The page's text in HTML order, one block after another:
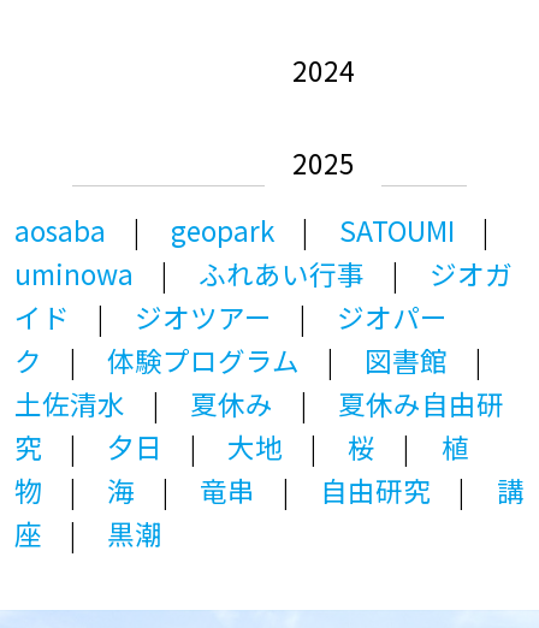
2024
2025
aosaba geopark
SATOUMI
uminowa
ふれあい行事
ジオガ
イド
ジオツアー
ジオパー
ク
体験プログラム
図書館
土佐清水
夏休み
夏休み自由研
究
夕日 大地 桜
植
物
海 竜串 自由研究
講
座
黒潮